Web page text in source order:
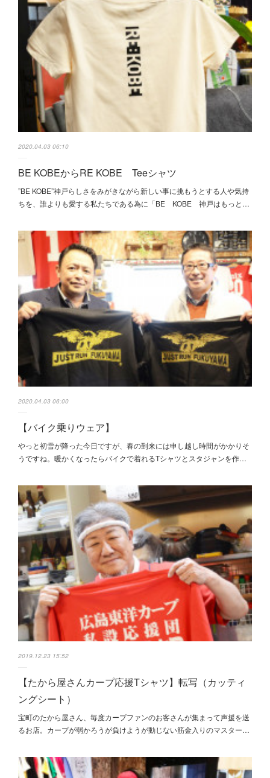
2020.04.03 06:10
BE KOBEからRE KOBE Teeシャツ
”BE KOBE”神戸らしさをみがきながら新しい事に挑もうとする人や気持
ちを、誰よりも愛する私たちである為に「BE KOBE 神戸はもっと…
2020.04.03 06:00
【バイク乗りウェア】
やっと初雪が降った今日ですが、春の到来には申し越し時間がかかりそ
うですね。暖かくなったらバイクで着れるTシャツとスタジャンを作…
2019.12.23 15:52
【たから屋さんカープ応援Tシャツ】転写（カッティ
ングシート）
宝町のたから屋さん、毎度カープファンのお客さんが集まって声援を送
るお店。カープが弱かろうが負けようが動じない筋金入りのマスター…